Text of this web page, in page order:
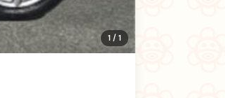
1 / 1